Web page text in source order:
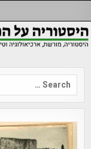
to
content
Search
for: